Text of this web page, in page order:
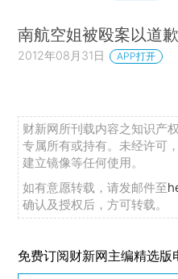
南航空姐被殴案以道
2012年08月31日 APP打开
财新网所刊载内容之知识产
专属所有或持有。未经许可
建立镜像等任何使用。
如有意愿转载，请发邮件至
确认及授权后，方可转载。
免费订阅财新网主编精选版